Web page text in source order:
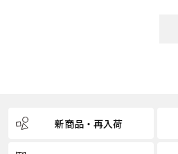
新商品・再入荷